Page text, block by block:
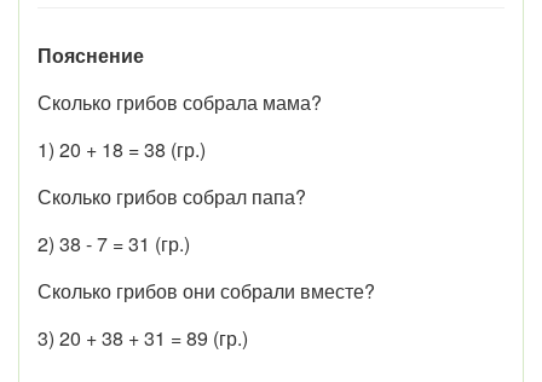
Пояснение
Сколько грибов собрала мама?
1) 20 + 18 = 38 (гр.)
Сколько грибов собрал папа?
2) 38 - 7 = 31 (гр.)
Сколько грибов они собрали вместе?
3) 20 + 38 + 31 = 89 (гр.)